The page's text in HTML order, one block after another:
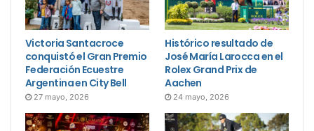
Victoria Santacroce
conquistó el Gran Premio
Federación Ecuestre
Argentina en City Bell
27 mayo, 2026
Histórico resultado de
José María Larocca en el
Rolex Grand Prix de
Aachen
24 mayo, 2026